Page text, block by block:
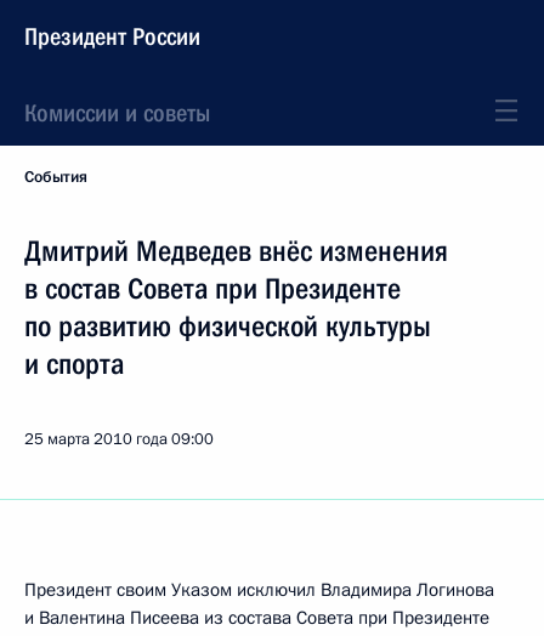
Президент России
Комиссии и советы
События
Дмитрий Медведев внёс изменения
в состав Совета при Президенте
по развитию физической культуры
и спорта
25 марта 2010 года09:00
Президент своим Указом исключил Владимира Логинова
и Валентина Писеева из состава Совета при Президенте